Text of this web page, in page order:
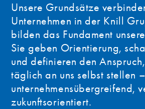
Unsere Grundsätze
Unternehmen in der Knill
bilden das Fundament
Sie geben Orientierung,
und definieren den
täglich an uns selbst stellen –
unternehmensübergreifend,
zukunftsorientiert.